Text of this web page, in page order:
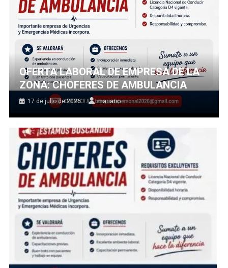
OFERTA LABORAL DE EMPRESA DE LA
ZONA: CHOFERES DE AMBULANCIA
17 de julio de 2026 mariano